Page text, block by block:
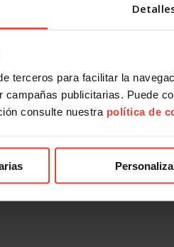
terceros para facilitar la
publicitarias. Puede
consulte nuestra política de